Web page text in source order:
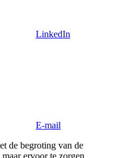
LinkedIn
E-mail
de begroting van de
ervoor te zorgen